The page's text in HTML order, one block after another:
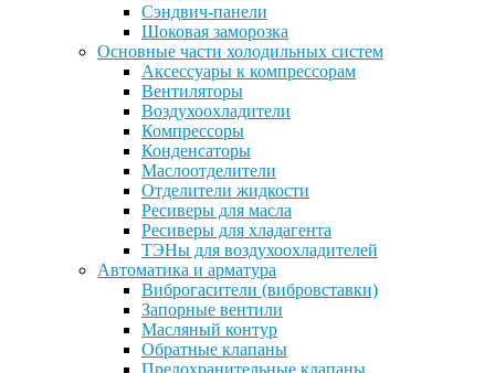
Сэндвич-панели
Шоковая заморозка
Основные части холодильных систем
Аксессуары к компрессорам
Вентиляторы
Воздухоохладители
Компрессоры
Конденсаторы
Маслоотделители
Отделители жидкости
Ресиверы для масла
Ресиверы для хладагента
ТЭНы для воздухоохладителей
Автоматика и арматура
Виброгасители (вибровставки)
Запорные вентили
Масляный контур
Обратные клапаны
Предохранительные клапаны